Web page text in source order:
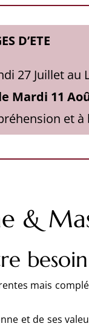
D’ETE
27 Juillet au
Mardi 11
et
&
besoin
mais
et de ses